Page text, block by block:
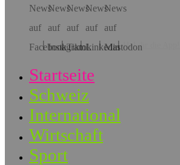
Hol dir die App!
Startseite
Schweiz
International
Wirtschaft
Sport